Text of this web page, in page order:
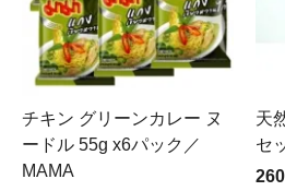
チキン グリーンカレー ヌ
ードル 55g x6パック／
MAMA
天
セ